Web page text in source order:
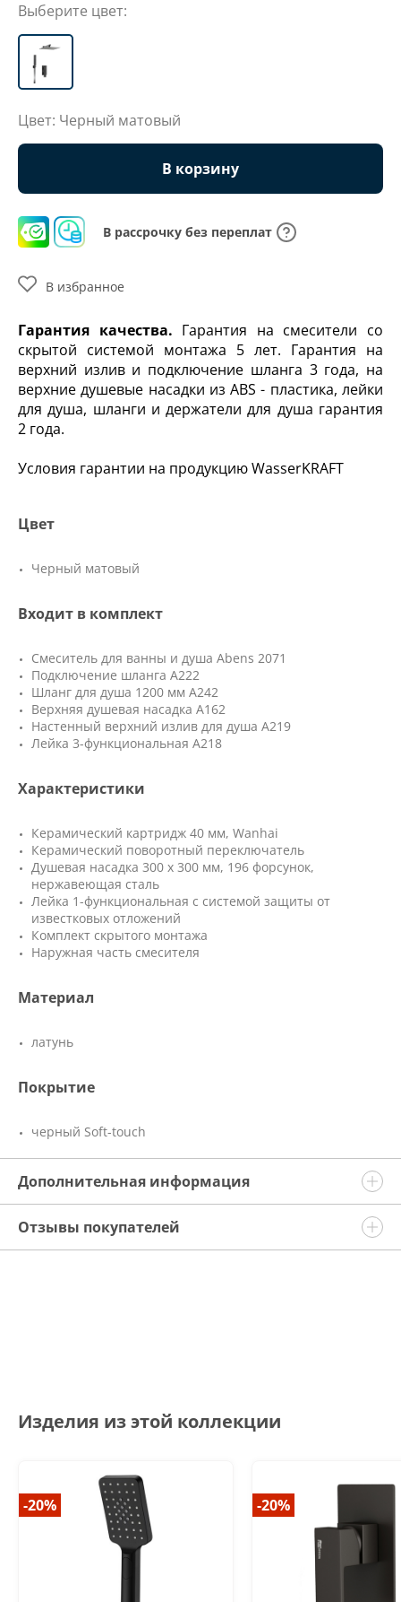
Выберите цвет:
Цвет: Черный матовый
В корзину
В рассрочку без переплат
Гарантия качества. Гарантия на смесители со
скрытой системой монтажа 5 лет. Гарантия на
верхний излив и подключение шланга 3 года, на
верхние душевые насадки из ABS - пластика, лейки
для душа, шланги и держатели для душа гарантия
2 года.
Условия гарантии на продукцию WasserKRAFT
В избранное
Цвет
Черный матовый
Входит в комплект
Смеситель для ванны и душа Abens 2071
Подключение шланга A222
Шланг для душа 1200 мм A242
Верхняя душевая насадка A162
Настенный верхний излив для душа A219
Лейка 3-функциональная A218
Характеристики
Керамический картридж 40 мм, Wanhai
Керамический поворотный переключатель
Душевая насадка 300 x 300 мм, 196 форсунок,
нержавеющая сталь
Лейка 1-функциональная с системой защиты от
известковых отложений
Комплект скрытого монтажа
Наружная часть смесителя
Материал
латунь
Покрытие
черный Soft-touch
Дополнительная информация
Отзывы покупателей
Изделия из этой коллекции
-20% -20%